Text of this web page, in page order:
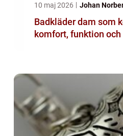
10 maj 2026 Johan
Badkläder dam som
komfort, funktion och